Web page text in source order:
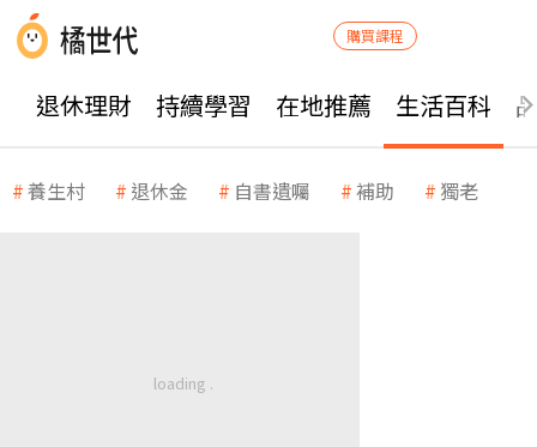
購買課程
退休理財 持續學習 在地推薦 生活百科
養生村 退休金 自書遺囑 補助 獨老